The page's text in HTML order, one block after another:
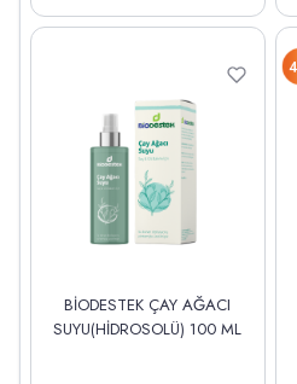
BİODESTEK ÇAY AĞACI
SUYU(HİDROSOLÜ) 100 ML